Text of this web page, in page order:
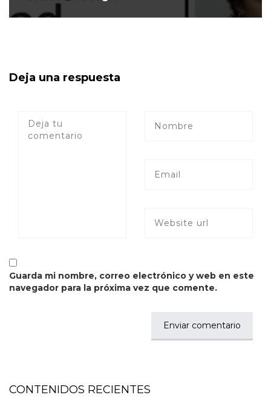
Deja una respuesta
Guarda mi nombre, correo electrónico y web en este
navegador para la próxima vez que comente.
CONTENIDOS RECIENTES